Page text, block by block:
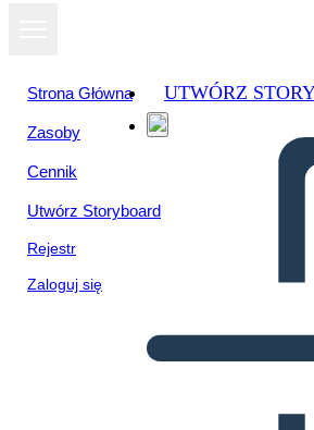
Strona Główna
Zasoby
Cennik
Utwórz Storyboard
Rejestr
Zaloguj się
UTWÓRZ